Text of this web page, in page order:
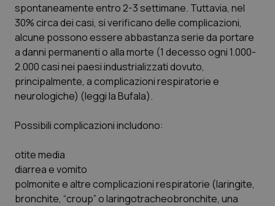
spontaneamente entro 2-3 settimane. Tuttavia, nel
30% circa dei casi, si verificano delle complicazioni,
alcune possono essere abbastanza serie da portare
a danni permanenti o alla morte (1 decesso ogni 1.000-
2.000 casi nei paesi industrializzati dovuto,
principalmente, a complicazioni respiratorie e
neurologiche) (leggi la Bufala).
Possibili complicazioni includono:
otite media
diarrea e vomito
polmonite e altre complicazioni respiratorie (laringite,
bronchite, “croup” o laringotracheobronchite, una
CookieScriptConsent